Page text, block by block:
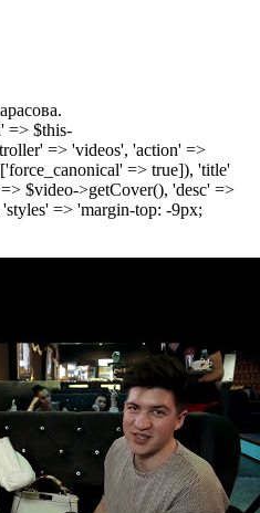
=> $this-
=> 'videos', 'action' =>
=> true]), 'title'
$video->getCover(), 'desc' =>
=> 'margin-top: -9px;